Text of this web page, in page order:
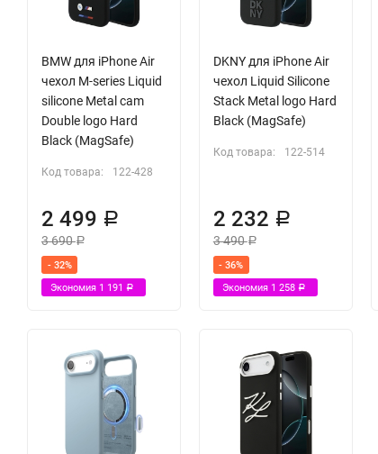
BMW для iPhone Air
чехол M-series Liquid
silicone Metal cam
Double logo Hard
Black (MagSafe)
Код товара: 122-428
2 499 Р
3 690Р
- 32%
Экономия 1 191 Р
DKNY для iPhone Air
чехол Liquid Silicone
Stack Metal logo Hard
Black (MagSafe)
Код товара: 122-514
2 232 Р
3 490Р
- 36%
Экономия 1 258 Р